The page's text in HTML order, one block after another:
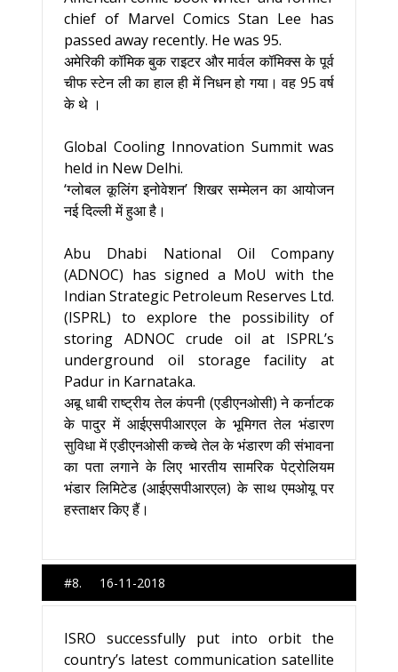
chief of Marvel Comics Stan Lee has
passed away recently. He was 95.
अमेरिकी कॉमिक बुक राइटर और मार्वल कॉमिक्स के पूर्व
चीफ स्टेन ली का हाल ही में निधन हो गया। वह 95 वर्ष
के थे ।
Global Cooling Innovation Summit was
held in New Delhi.
‘ग्‍लोबल कूलिंग इनोवेशन’ शिखर सम्‍मेलन का आयोजन
नई दिल्‍ली में हुआ है।
Abu Dhabi National Oil Company
(ADNOC) has signed a MoU with the
Indian Strategic Petroleum Reserves Ltd.
(ISPRL) to explore the possibility of
storing ADNOC crude oil at ISPRL’s
underground oil storage facility at
Padur in Karnataka.
अबू धाबी राष्ट्रीय तेल कंपनी (एडीएनओसी) ने कर्नाटक
के पादुर में आईएसपीआरएल के भूमिगत तेल भंडारण
सुविधा में एडीएनओसी कच्चे तेल के भंडारण की संभावना
का पता लगाने के लिए भारतीय सामरिक पेट्रोलियम
भंडार लिमिटेड (आईएसपीआरएल) के साथ एमओयू पर
हस्ताक्षर किए हैं।
#8. 16-11-2018
ISRO successfully put into orbit the
country’s latest communication satellite